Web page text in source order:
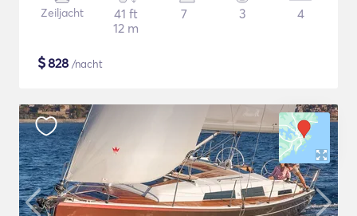
Zeiljacht
41 ft
12 m
7 3 4
$828 /nacht